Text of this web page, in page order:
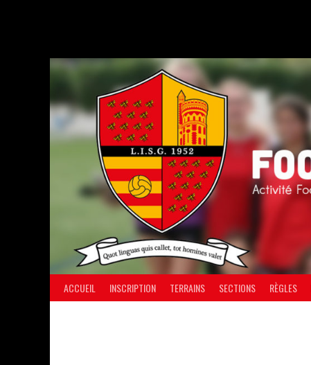
ACCUEIL INSCRIPTION TERRAINS SECTIONS RÈGLES